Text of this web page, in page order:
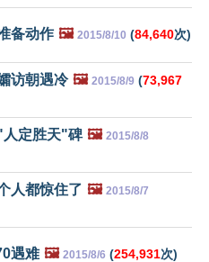
备动作 🖼️ 2015/8/10 (84,640次)
访朝遇冷 🖼️ 2015/8/9 (73,967
人定胜天"碑 🖼️ 2015/8/8
人都惊住了 🖼️ 2015/8/7
遇难 🖼️ 2015/8/6 (254,931次)